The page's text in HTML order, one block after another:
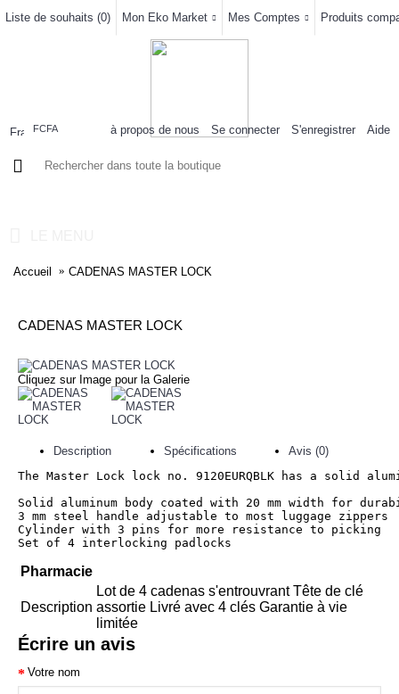
Liste de souhaits (0) Mon Eko Market Mes Comptes Produits
FCFA à propos de nous Se connecter S'enregistrer Aide
Accueil CADENAS MASTER LOCK
CADENAS MASTER LOCK
Cliquez sur Image pour la Galerie
Description Spécifications
Avis (0)
The Master Lock lock no. 9120EURQBLK has a solid
Solid aluminum body coated with 20 mm width for
3 mm steel handle adjustable to most luggage zippers
Cylinder with 3 pins for more resistance to picking
Set of 4 interlocking padlocks
Pharmacie
Description
Lot de 4 cadenas s'entrouvrant Tête de clé
assortie Livré avec 4 clés Garantie à vie
limitée
Écrire un avis
Votre nom